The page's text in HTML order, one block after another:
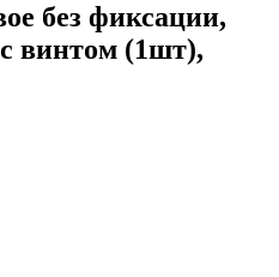
без фиксации,
винтом (1шт),